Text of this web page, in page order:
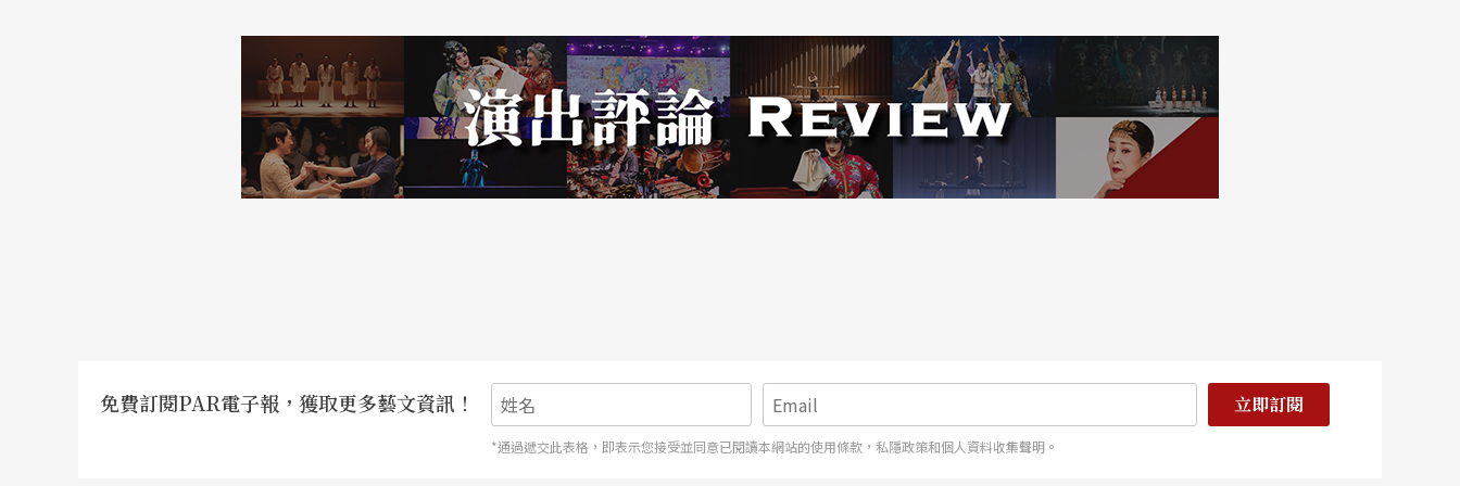
免費訂閱PAR電子報，獲取更多藝文資訊！ 立即訂閱
*通過遞交此表格，即表示您接受並同意已閱讀本網站的使用條款，私隱政策和個人資料收集聲明。